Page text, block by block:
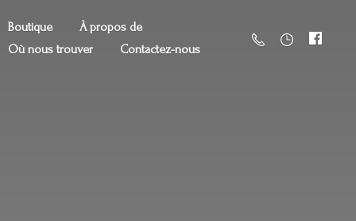
Boutique
À propos de
Où nous trouver
Contactez-nous